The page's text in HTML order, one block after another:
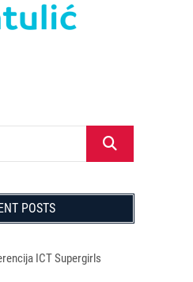
Pretraži
POSTS
ICT Supergirls